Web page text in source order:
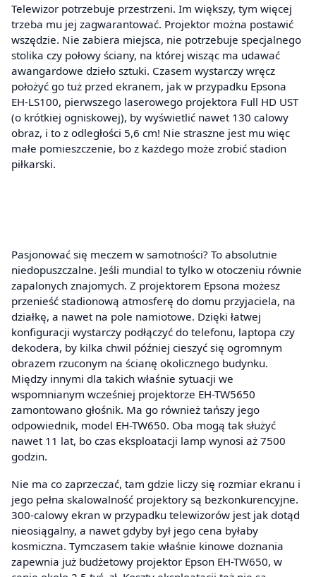
Telewizor potrzebuje przestrzeni. Im większy, tym więcej
trzeba mu jej zagwarantować. Projektor można postawić
wszędzie. Nie zabiera miejsca, nie potrzebuje specjalnego
stolika czy połowy ściany, na której wisząc ma udawać
awangardowe dzieło sztuki. Czasem wystarczy wręcz
położyć go tuż przed ekranem, jak w przypadku Epsona
EH-LS100, pierwszego laserowego projektora Full HD UST
(o krótkiej ogniskowej), by wyświetlić nawet 130 calowy
obraz, i to z odległości 5,6 cm! Nie straszne jest mu więc
małe pomieszczenie, bo z każdego może zrobić stadion
piłkarski.
Pasjonować się meczem w samotności? To absolutnie
niedopuszczalne. Jeśli mundial to tylko w otoczeniu równie
zapalonych znajomych. Z projektorem Epsona możesz
przenieść stadionową atmosferę do domu przyjaciela, na
działkę, a nawet na pole namiotowe. Dzięki łatwej
konfiguracji wystarczy podłączyć do telefonu, laptopa czy
dekodera, by kilka chwil później cieszyć się ogromnym
obrazem rzuconym na ścianę okolicznego budynku.
Między innymi dla takich właśnie sytuacji we
wspomnianym wcześniej projektorze EH-TW5650
zamontowano głośnik. Ma go również tańszy jego
odpowiednik, model EH-TW650. Oba mogą tak służyć
nawet 11 lat, bo czas eksploatacji lamp wynosi aż 7500
godzin.
Nie ma co zaprzeczać, tam gdzie liczy się rozmiar ekranu i
jego pełna skalowalność projektory są bezkonkurencyjne.
300-calowy ekran w przypadku telewizorów jest jak dotąd
nieosiągalny, a nawet gdyby był jego cena byłaby
kosmiczna. Tymczasem takie właśnie kinowe doznania
zapewnia już budżetowy projektor Epson EH-TW650, w